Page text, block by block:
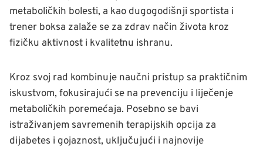
metaboličkih bolesti, a kao dugogodišnji sportista i
trener boksa zalaže se za zdrav način života kroz
fizičku aktivnost i kvalitetnu ishranu.
Kroz svoj rad kombinuje naučni pristup sa praktičnim
iskustvom, fokusirajući se na prevenciju i liječenje
metaboličkih poremećaja. Posebno se bavi
istraživanjem savremenih terapijskih opcija za
dijabetes i gojaznost, uključujući i najnovije